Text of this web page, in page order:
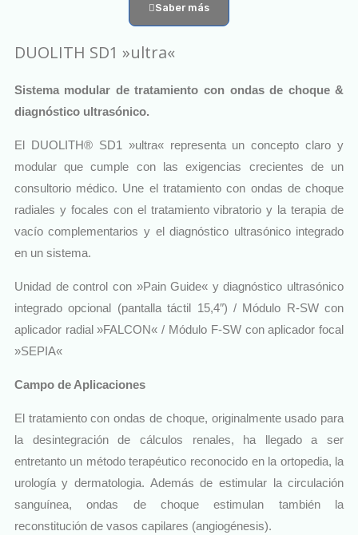
Saber más
DUOLITH SD1 »ultra«
Sistema modular de tratamiento con ondas de choque &
diagnóstico ultrasónico.
El DUOLITH® SD1 »ultra« representa un concepto claro y
modular que cumple con las exigencias crecientes de un
consultorio médico. Une el tratamiento con ondas de choque
radiales y focales con el tratamiento vibratorio y la terapia de
vacío complementarios y el diagnóstico ultrasónico integrado
en un sistema.
Unidad de control con »Pain Guide« y diagnóstico ultrasónico
integrado opcional (pantalla táctil 15,4″) / Módulo R-SW con
aplicador radial »FALCON« / Módulo F-SW con aplicador focal
»SEPIA«
Campo de Aplicaciones
El tratamiento con ondas de choque, originalmente usado para
la desintegración de cálculos renales, ha llegado a ser
entretanto un método terapéutico reconocido en la ortopedia, la
urología y dermatologia. Además de estimular la circulación
sanguínea, ondas de choque estimulan también la
reconstitución de vasos capilares (angiogénesis).